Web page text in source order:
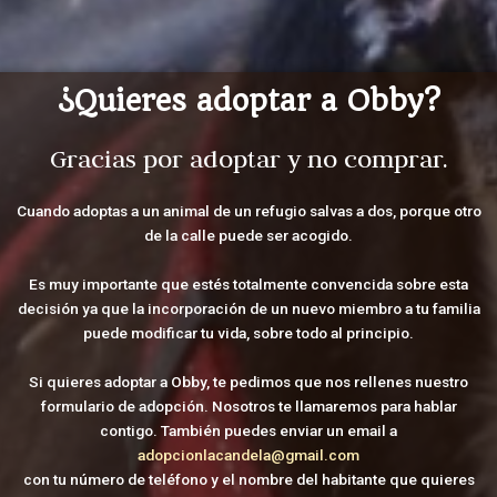
¿Quieres adoptar a Obby?
Gracias por adoptar y no comprar.
Cuando adoptas a un animal de un refugio salvas a dos, porque otro
de la calle puede ser acogido.
Es muy importante que estés totalmente convencida sobre esta
decisión ya que la incorporación de un nuevo miembro a tu familia
puede modificar tu vida, sobre todo al principio.
Si quieres adoptar a Obby, te pedimos que nos rellenes nuestro
formulario de adopción. Nosotros te llamaremos para hablar
contigo. También puedes enviar un email a
adopcionlacandela@gmail.com
con tu número de teléfono y el nombre del habitante que quieres